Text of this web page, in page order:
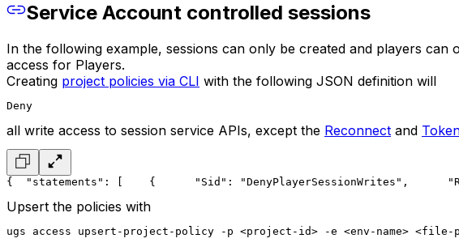
Service Account controlled sessions
In the following example, sessions can only be created and players can
access for Players.
Creating project policies via CLI with the following JSON definition will
Deny
all write access to session service APIs, except the Reconnect and
{
  "statements": [
    {
      "Sid": "DenyPlayerSessionWrites",
Upsert the policies with
ugs access upsert-project-policy -p <project-id> -e <env-name> <file-